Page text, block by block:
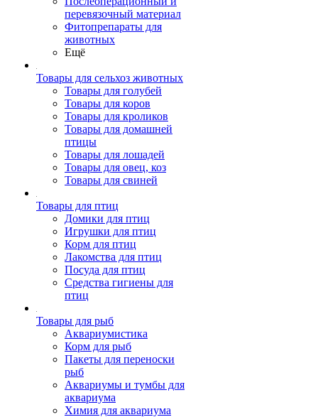
перевязочный материал
Фитопрепараты для
животных
Ещё
Товары для сельхоз животных
Товары для голубей
Товары для коров
Товары для кроликов
Товары для домашней
птицы
Товары для лошадей
Товары для овец, коз
Товары для свиней
Товары для птиц
Домики для птиц
Игрушки для птиц
Корм для птиц
Лакомства для птиц
Посуда для птиц
Средства гигиены для
птиц
Товары для рыб
Аквариумистика
Корм для рыб
Пакеты для переноски
рыб
Аквариумы и тумбы для
аквариума
Химия для аквариума